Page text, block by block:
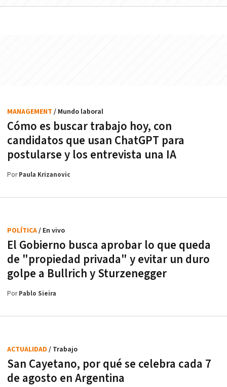
Cómo es buscar trabajo hoy, con
candidatos que usan ChatGPT para
postularse y los entrevista una IA
MANAGEMENT / Mundo laboral
PorPaula Krizanovic
El Gobierno busca aprobar lo que queda
de "propiedad privada" y evitar un duro
golpe a Bullrich y Sturzenegger
POLÍTICA/ En vivo
PorPablo Sieira
San Cayetano, por qué se celebra cada 7
de agosto en Argentina
ACTUALIDAD / Trabajo